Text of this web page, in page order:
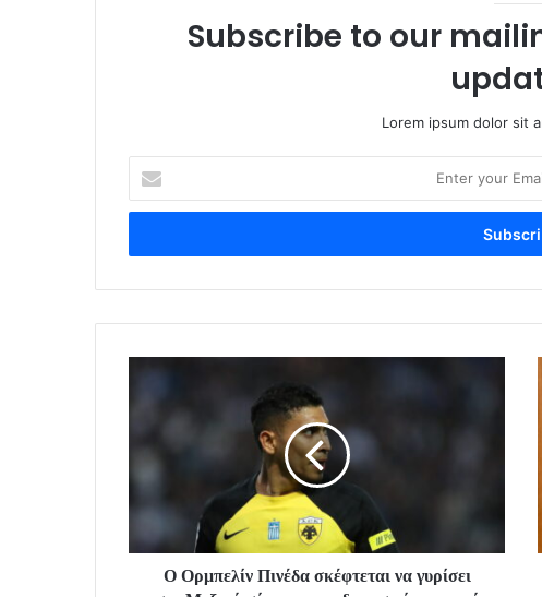
Subscribe to our
Lorem ipsum dolor sit
your
Email
Ο Ορμπελίν Πινέδα σκέφτεται να γυρίσει